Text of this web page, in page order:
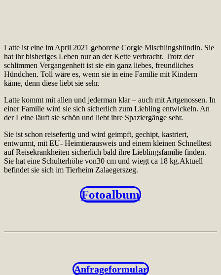
Latte ist eine im April 2021 geborene Corgie Mischlingshündin. Sie
hat ihr bisheriges Leben nur an der Kette verbracht. Trotz der
schlimmen Vergangenheit ist sie ein ganz liebes, freundliches
Hündchen. Toll wäre es, wenn sie in eine Familie mit Kindern
käme, denn diese liebt sie sehr.
Latte kommt mit allen und jederman klar – auch mit Artgenossen. In
einer Familie wird sie sich sicherlich zum Liebling entwickeln. An
der Leine läuft sie schön und liebt ihre Spaziergänge sehr.
Sie ist schon reisefertig und wird geimpft, gechipt, kastriert,
entwurmt, mit EU- Heimtierausweis und einem kleinen Schnelltest
auf Reisekrankheiten sicherlich bald ihre Lieblingsfamilie finden.
Sie hat eine Schulterhöhe von30 cm und wiegt ca 18 kg.Aktuell
befindet sie sich im Tierheim Zalaegerszeg.
Fotoalbum
Anfrageformular